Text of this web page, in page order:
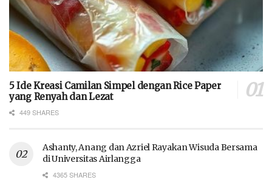
5 Ide Kreasi Camilan Simpel dengan Rice Paper
yang Renyah dan Lezat
449 SHARES
Ashanty, Anang dan Azriel Rayakan Wisuda Bersama
di Universitas Airlangga
4365 SHARES